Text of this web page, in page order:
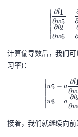
∣∣∣∣∣∣∣∣
∂w5
∂l1
∂w6
∂l2
∂
∂
计算偏导数后，我们
习率)：
∣∣∣∣∣∣∣∣
w5 − a
∂w
∂l1
w6 − a
∂w
∂l
接着，我们就继续向前